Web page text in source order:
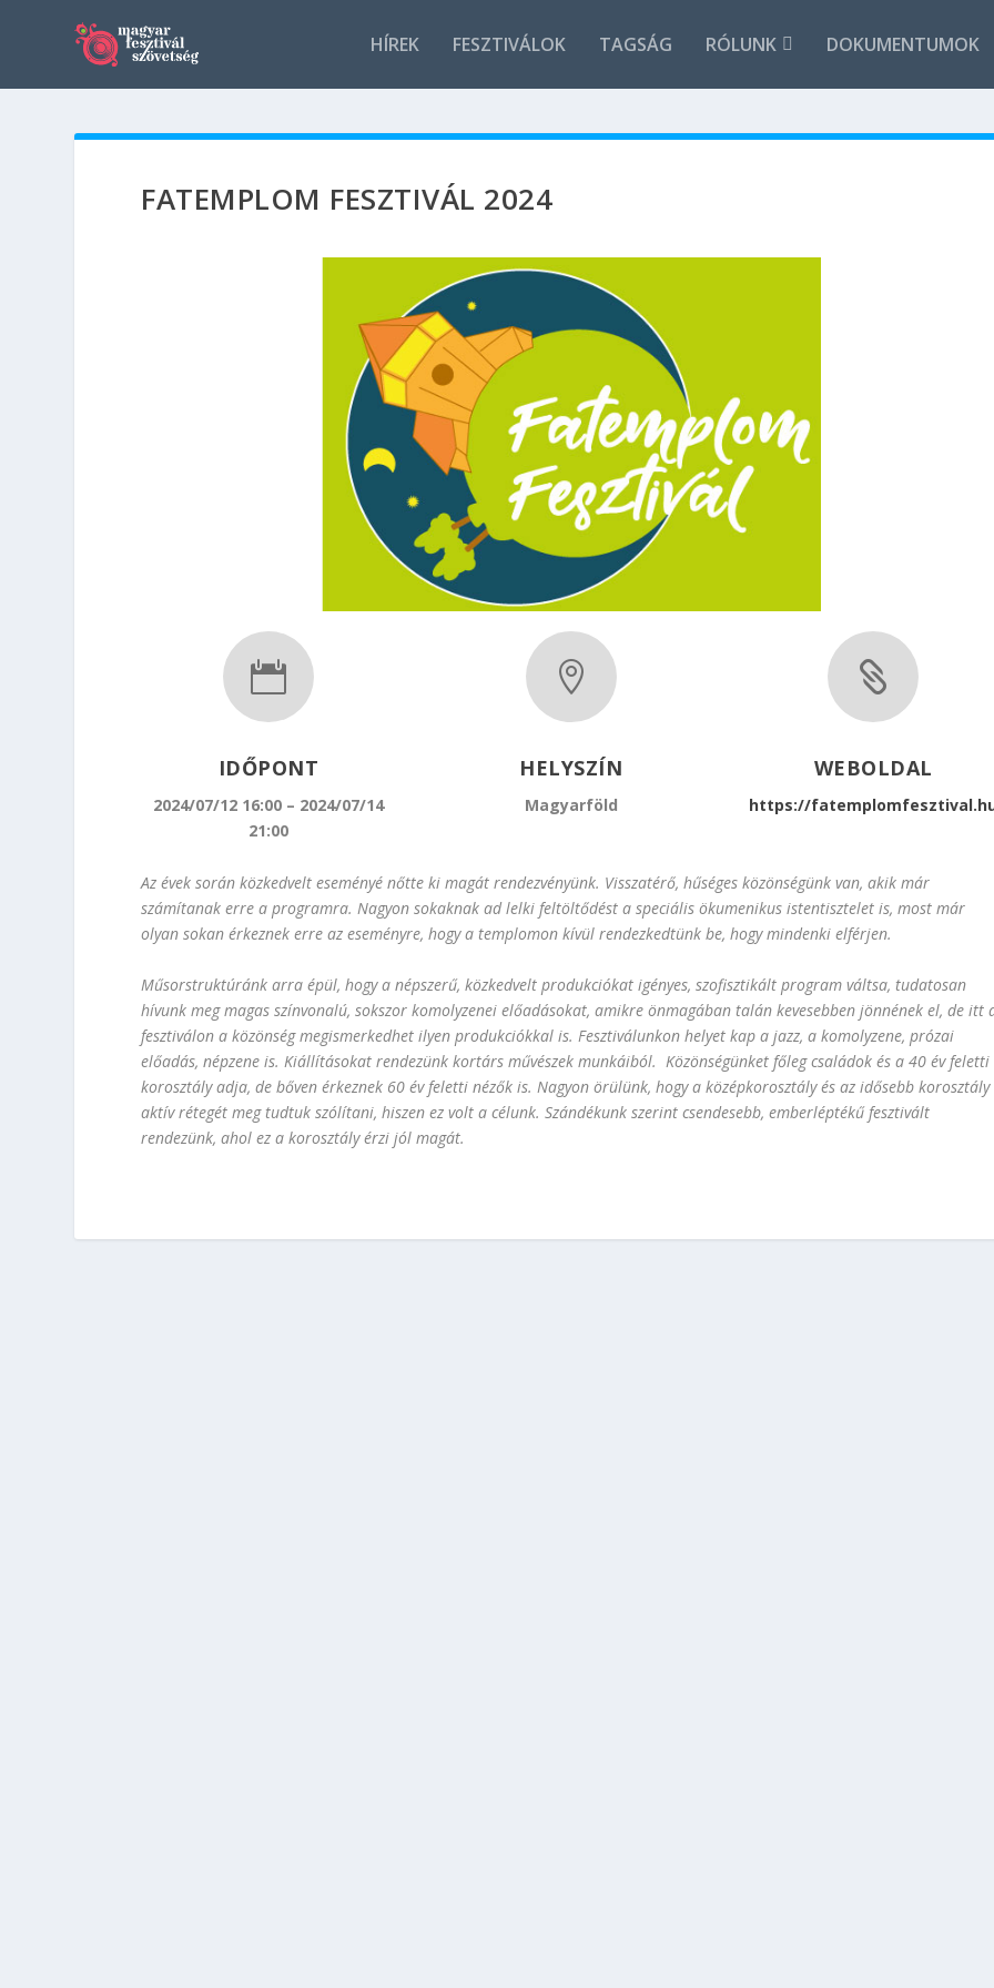
HÍREK FESZTIVÁLOK TAGSÁG RÓLUNK DOKUMENTUMOK
FATEMPLOM FESZTIVÁL 2024

IDŐPONT
2024/07/12 16:00 – 2024/07/14
21:00

HELYSZÍN
Magyarföld

WEBOLDAL
https://
Az évek során közkedvelt eseményé nőtte ki magát rendezvényünk. Visszatérő, hűséges közönségünk van, akik már
számítanak erre a programra. Nagyon sokaknak ad lelki feltöltődést a speciális ökumenikus istentisztelet is, most már
olyan sokan érkeznek erre az eseményre, hogy a templomon kívül rendezkedtünk be, hogy mindenki elférjen.
Műsorstruktúránk arra épül, hogy a népszerű, közkedvelt produkciókat igényes, szofisztikált program váltsa, tudatosan
hívunk meg magas színvonalú, sokszor komolyzenei előadásokat, amikre önmagában talán kevesebben jönnének el, de itt
fesztiválon a közönség megismerkedhet ilyen produkciókkal is. Fesztiválunkon helyet kap a jazz, a komolyzene, prózai
előadás, népzene is. Kiállításokat rendezünk kortárs művészek munkáiból. Közönségünket főleg családok és a 40 év feletti
korosztály adja, de bőven érkeznek 60 év feletti nézők is. Nagyon örülünk, hogy a középkorosztály és az idősebb korosztály
aktív rétegét meg tudtuk szólítani, hiszen ez volt a célunk. Szándékunk szerint csendesebb, emberléptékű fesztivált
rendezünk, ahol ez a korosztály érzi jól magát.